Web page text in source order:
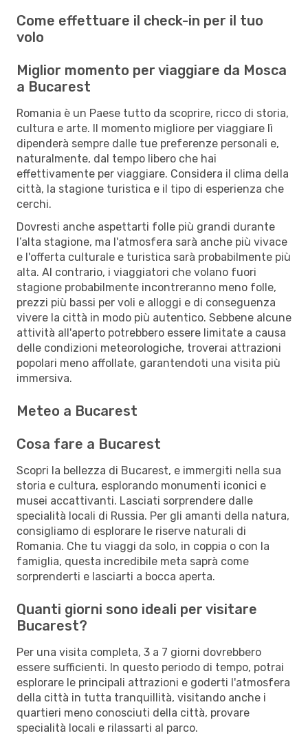
Come effettuare il check-in per il tuo
volo
Miglior momento per viaggiare da Mosca
a Bucarest
Romania è un Paese tutto da scoprire, ricco di storia,
cultura e arte. Il momento migliore per viaggiare lì
dipenderà sempre dalle tue preferenze personali e,
naturalmente, dal tempo libero che hai
effettivamente per viaggiare. Considera il clima della
città, la stagione turistica e il tipo di esperienza che
cerchi.
Dovresti anche aspettarti folle più grandi durante
l’alta stagione, ma l'atmosfera sarà anche più vivace
e l'offerta culturale e turistica sarà probabilmente più
alta. Al contrario, i viaggiatori che volano fuori
stagione probabilmente incontreranno meno folle,
prezzi più bassi per voli e alloggi e di conseguenza
vivere la città in modo più autentico. Sebbene alcune
attività all'aperto potrebbero essere limitate a causa
delle condizioni meteorologiche, troverai attrazioni
popolari meno affollate, garantendoti una visita più
immersiva.
Meteo a Bucarest
Cosa fare a Bucarest
Scopri la bellezza di Bucarest, e immergiti nella sua
storia e cultura, esplorando monumenti iconici e
musei accattivanti. Lasciati sorprendere dalle
specialità locali di Russia. Per gli amanti della natura,
consigliamo di esplorare le riserve naturali di
Romania. Che tu viaggi da solo, in coppia o con la
famiglia, questa incredibile meta saprà come
sorprenderti e lasciarti a bocca aperta.
Quanti giorni sono ideali per visitare
Bucarest?
Per una visita completa, 3 a 7 giorni dovrebbero
essere sufficienti. In questo periodo di tempo, potrai
esplorare le principali attrazioni e goderti l'atmosfera
della città in tutta tranquillità, visitando anche i
quartieri meno conosciuti della città, provare
specialità locali e rilassarti al parco.